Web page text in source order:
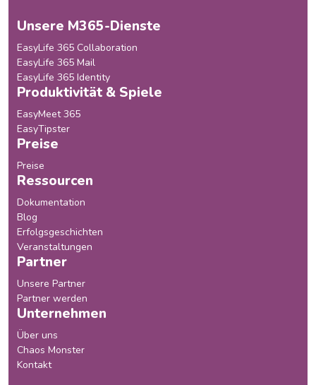
Unsere M365-Dienste
EasyLife 365 Collaboration
EasyLife 365 Mail
EasyLife 365 Identity
Produktivität & Spiele
EasyMeet 365
EasyTipster
Preise
Preise
Ressourcen
Dokumentation
Blog
Erfolgsgeschichten
Veranstaltungen
Partner
Unsere Partner
Partner werden
Unternehmen
Über uns
Chaos Monster
Kontakt